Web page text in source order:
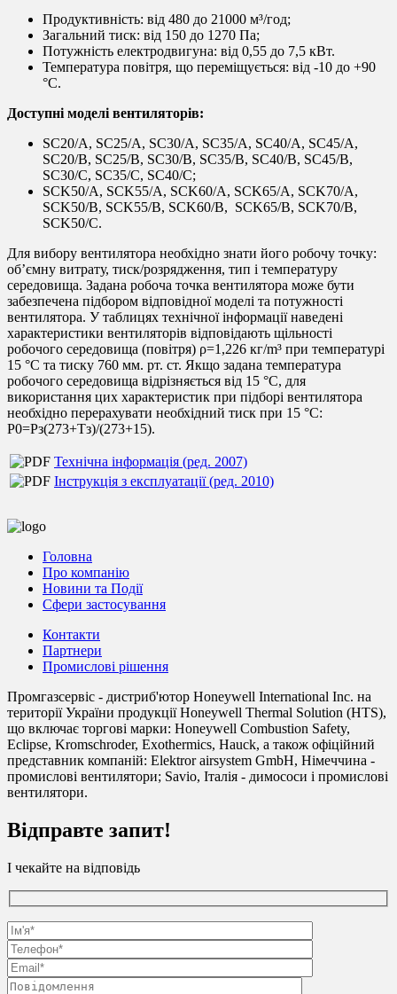
Продуктивність: від 480 до 21000 м³/год;
Загальний тиск: від 150 до 1270 Па;
Потужність електродвигуна: від 0,55 до 7,5 кВт.
Температура повітря, що переміщується: від -10 до +90
°C.
Доступні моделі вентиляторів:
SC20/A, SC25/A, SC30/A, SC35/A, SC40/A, SC45/A,
SC20/B, SC25/B, SC30/B, SC35/B, SC40/B, SC45/B,
SC30/C, SC35/C, SC40/C;
SCK50/A, SCK55/A, SCK60/A, SCK65/A, SCK70/A,
SCK50/B, SCK55/B, SCK60/B, SCK65/B, SCK70/B,
SCK50/C.
Для вибору вентилятора необхідно знати його робочу точку:
об’ємну витрату, тиск/розрядження, тип і температуру
середовища. Задана робоча точка вентилятора може бути
забезпечена підбором відповідної моделі та потужності
вентилятора. У таблицях технічної інформації наведені
характеристики вентиляторів відповідають щільності
робочого середовища (повітря) ρ=1,226 кг/m³ при температурі
15 °C та тиску 760 мм. рт. ст. Якщо задана температура
робочого середовища відрізняється від 15 °C, для
використання цих характеристик при підборі вентилятора
необхідно перерахувати необхідний тиск при 15 °C:
Р0=Рз(273+Тз)/(273+15).
Технічна інформація (ред. 2007)
Інструкція з експлуатації (ред. 2010)
Головна
Про компанію
Новини та Події
Сфери застосування
Контакти
Партнери
Промислові рішення
Промгазсервіс - дистриб'ютор Honeywell International Inc. на
території України продукції Honeywell Thermal Solution (HTS),
що включає торгові марки: Honeywell Combustion Safety,
Eclipse, Kromschroder, Exothermics, Hauck, а також офіційний
представник компаній: Elektror airsystem GmbH, Німеччина -
промислові вентилятори; Savio, Італія - димососи і промислові
вентилятори.
Відправте запит!
І чекайте на відповідь